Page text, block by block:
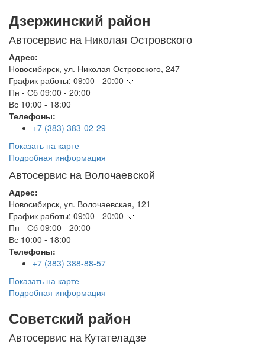
Дзержинский район
Автосервис на Николая Островского
Адрес:
Новосибирск, ул. Николая Островского, 247
График работы: 09:00 - 20:00
Пн - Сб 09:00 - 20:00
Вс 10:00 - 18:00
Телефоны:
+7 (383) 383-02-29
Показать на карте
Подробная информация
Автосервис на Волочаевской
Адрес:
Новосибирск, ул. Волочаевская, 121
График работы: 09:00 - 20:00
Пн - Сб 09:00 - 20:00
Вс 10:00 - 18:00
Телефоны:
+7 (383) 388-88-57
Показать на карте
Подробная информация
Советский район
Автосервис на Кутателадзе